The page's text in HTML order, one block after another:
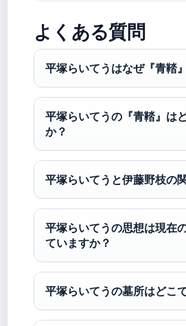
よくある質問
平塚らいてうはなぜ『青鞜
平塚らいてうの『青鞜』は
か？
平塚らいてうと伊藤野枝の
平塚らいてうの思想は現在
ていますか？
平塚らいてうの墓所はどこ